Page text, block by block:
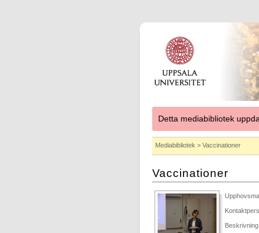
Detta mediabibliotek
Mediabibliotek > Vaccinationer
Vaccinationer
Beskrivning: